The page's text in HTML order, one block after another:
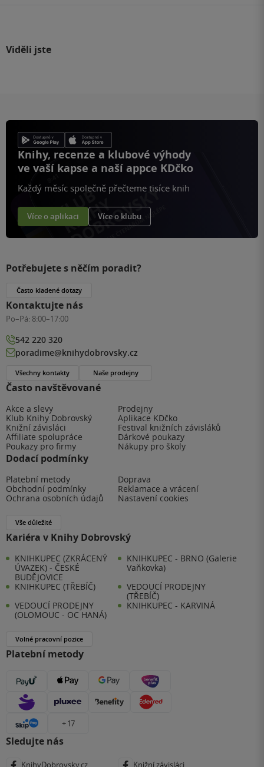
Viděli jste
Knihy, recenze a klubové výhody
ve vaší kapse a naší appce KDčko
Každý měsíc společně přečteme tisíce knih
Více o aplikaci Více o klubu
Často navštěvované
Akce a slevy
Prodejny
Klub Knihy Dobrovský
Aplikace KDčko
Knižní závisláci
Festival knižních závisláků
Affiliate spolupráce
Dárkové poukazy
Poukazy pro firmy
Nákupy pro školy
Dodací podmínky
Platební metody
Doprava
Obchodní podmínky
Reklamace a vrácení
Ochrana osobních údajů
Nastavení cookies
Vše důležité
Kariéra v Knihy Dobrovský
KNIHKUPEC (ZKRÁCENÝ
ÚVAZEK) - ČESKÉ
BUDĚJOVICE
KNIHKUPEC - BRNO (Galerie
Vaňkovka)
KNIHKUPEC (TŘEBÍČ)
VEDOUCÍ PRODEJNY
(TŘEBÍČ)
VEDOUCÍ PRODEJNY
(OLOMOUC - OC HANÁ)
KNIHKUPEC - KARVINÁ
Volné pracovní pozice
Platební metody
+ 17
Sledujte nás
KnihyDobrovsky.cz Knižní závisláci
Potřebujete s něčím poradit?
Často kladené dotazy
Kontaktujte nás
Po–Pá: 8:00–17:00
542 220 320
poradime@knihydobrovsky.cz
Všechny kontakty Naše prodejny